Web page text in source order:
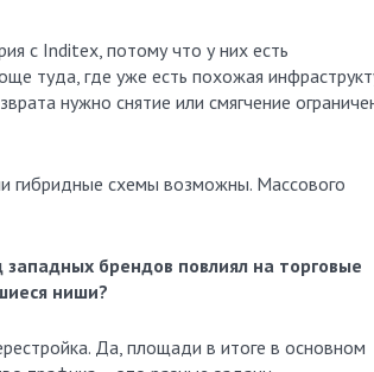
с Inditex, потому что у них есть
туда, где уже есть похожая
нужно снятие или смягчение
гибридные схемы возможны. Массового
брендов повлиял на торговые
ниши?
Да, площади в итоге в основном